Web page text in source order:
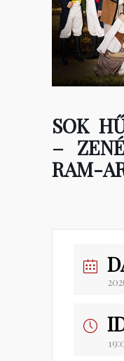
SOK
–
RAM-